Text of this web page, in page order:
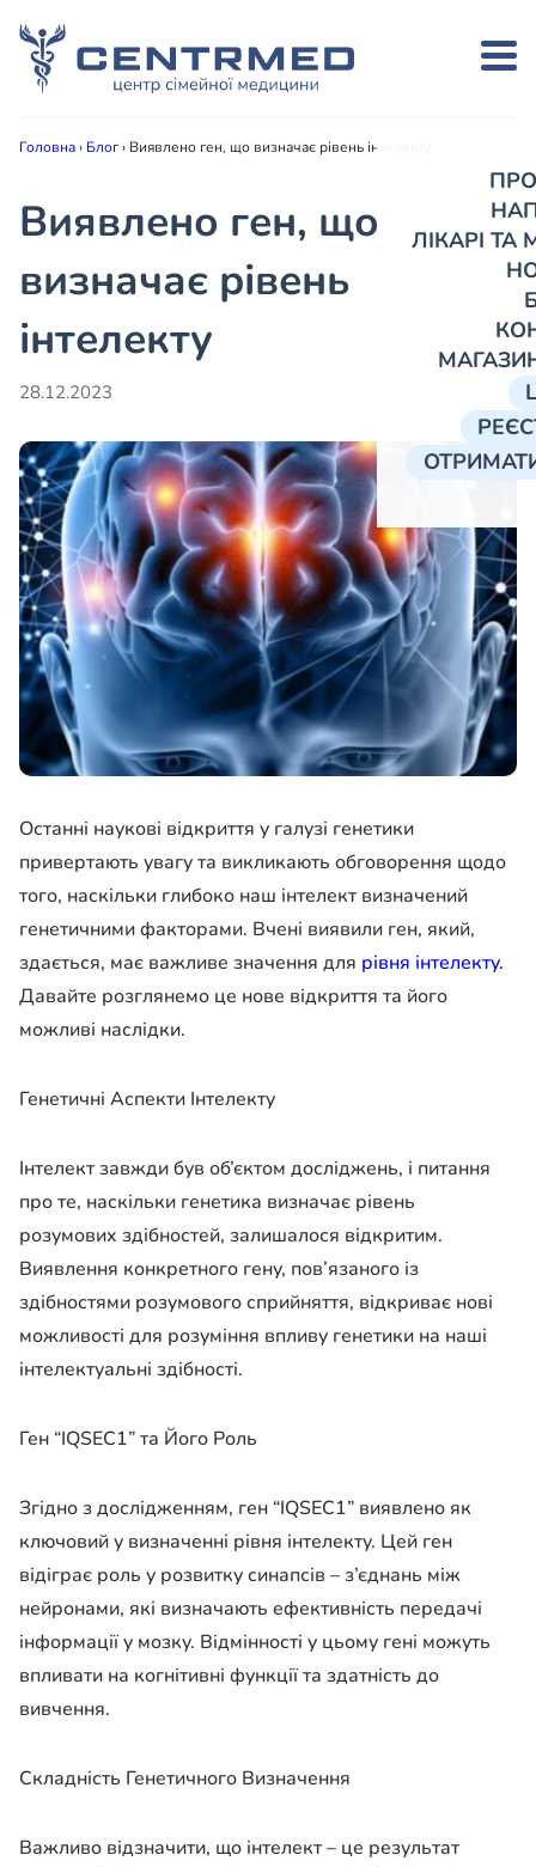
ЛІКАРІ
Головна› Блог› Виявлено ген, що визначає рівень інтелекту
Виявлено ген, що
визначає рівень
інтелекту
28.12.2023
Останні наукові відкриття у галузі генетики
привертають увагу та викликають обговорення щодо
того, наскільки глибоко наш інтелект визначений
генетичними факторами. Вчені виявили ген, який,
здається, має важливе значення для рівня інтелекту.
Давайте розглянемо це нове відкриття та його
можливі наслідки.
Генетичні Аспекти Інтелекту
Інтелект завжди був об’єктом досліджень, і питання
про те, наскільки генетика визначає рівень
розумових здібностей, залишалося відкритим.
Виявлення конкретного гену, пов’язаного із
здібностями розумового сприйняття, відкриває нові
можливості для розуміння впливу генетики на наші
інтелектуальні здібності.
Ген “IQSEC1” та Його Роль
Згідно з дослідженням, ген “IQSEC1” виявлено як
ключовий у визначенні рівня інтелекту. Цей ген
відіграє роль у розвитку синапсів – з’єднань між
нейронами, які визначають ефективність передачі
інформації у мозку. Відмінності у цьому гені можуть
впливати на когнітивні функції та здатність до
вивчення.
Складність Генетичного Визначення
Важливо відзначити, що інтелект – це результат